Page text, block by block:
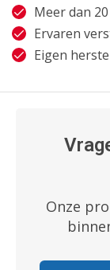
Meer dan
Ervaren
Eigen
Onze